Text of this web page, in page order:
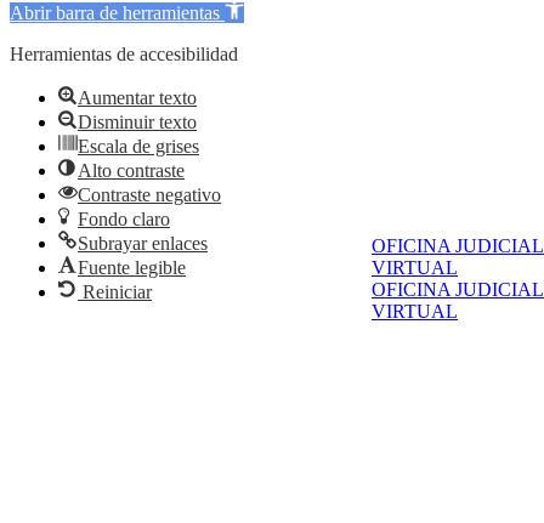
OFICINA JUDICIAL
VIRTUAL
OFICINA JUDICIAL
VIRTUAL
Abrir barra de herramientas
Herramientas de accesibilidad
Aumentar texto
Disminuir texto
Escala de grises
Alto contraste
Contraste negativo
Fondo claro
Subrayar enlaces
Fuente legible
Reiniciar